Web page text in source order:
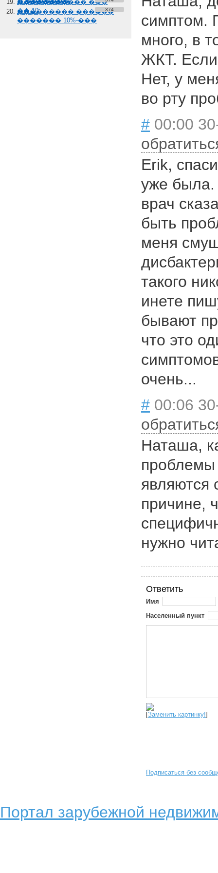
����������� ���
��-10
���������-������
������� 10%-���
374
симптом.
много, в
ЖКТ. Если
Нет, у
во рту
# 00:00
Erik,
уже была.
врач
быть
меня
такого
инете
бывают
что это
очень...
# 00:06
Наташа,
проблемы
являются
причине,
нужно
Ответить
Имя
Населенный пункт
[Заменить картинку!]
Подписаться без
Портал зарубежной